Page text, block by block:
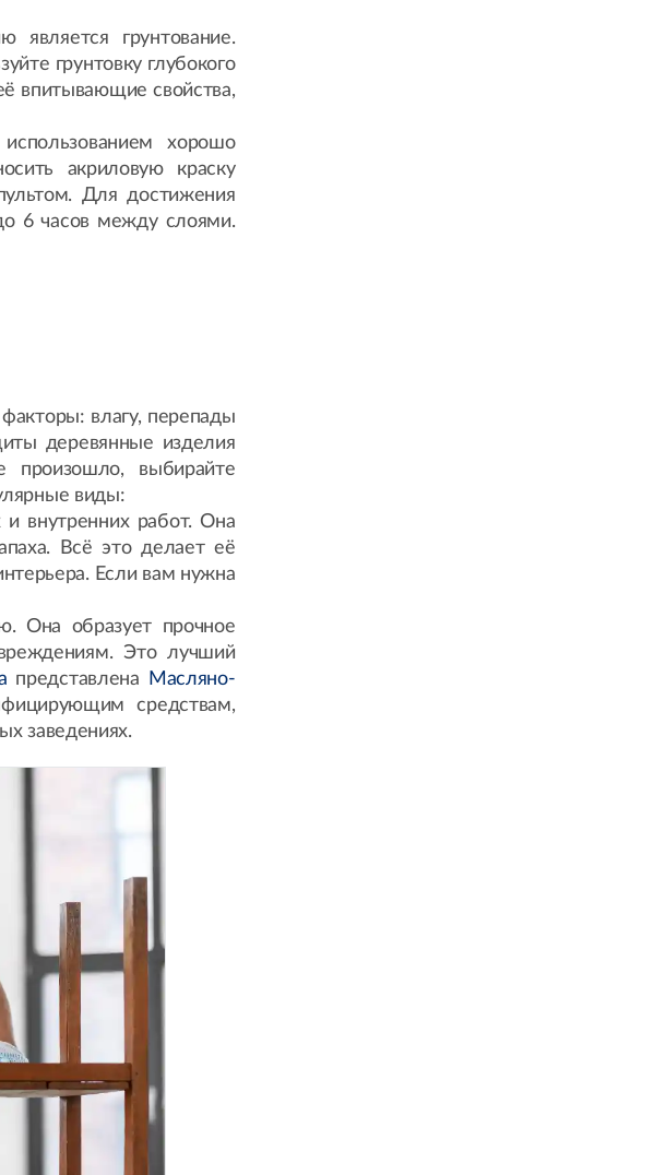
является грунтование.
грунтовку глубокого
впитывающие свойства,
хорошо
акриловую краску
Для достижения
6 часов между слоями.
влагу, перепады
деревянные изделия
произошло, выбирайте
виды:
внутренних работ. Она
Всё это делает её
Если вам нужна
Она образует прочное
Это лучший
представлена
Масляно-
средствам,
заведениях.